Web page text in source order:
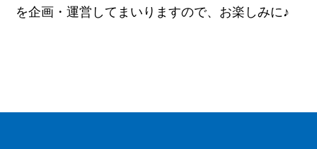
を企画・運営してまいりますので、お楽しみに♪